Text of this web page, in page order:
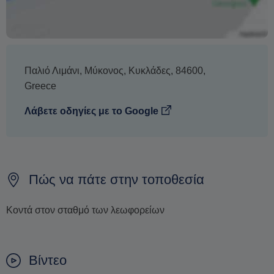
Παλιό Λιμάνι, Μύκονος, Κυκλάδες, 84600,
Greece
Λάβετε οδηγίες με το Google
Πώς να πάτε στην τοποθεσία
Κοντά στον σταθμό των λεωφορείων
Βίντεο